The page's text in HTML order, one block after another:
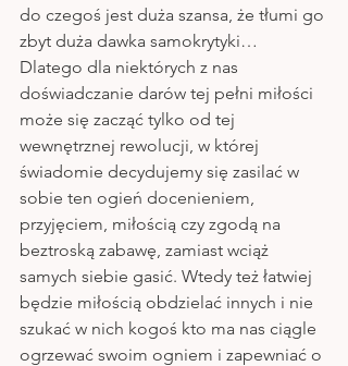
do czegoś jest duża szansa, że tłumi go
zbyt duża dawka samokrytyki…
Dlatego dla niektórych z nas
doświadczanie darów tej pełni miłości
może się zacząć tylko od tej
wewnętrznej rewolucji, w której
świadomie decydujemy się zasilać w
sobie ten ogień docenieniem,
przyjęciem, miłością czy zgodą na
beztroską zabawę, zamiast wciąż
samych siebie gasić. Wtedy też łatwiej
będzie miłością obdzielać innych i nie
szukać w nich kogoś kto ma nas ciągle
ogrzewać swoim ogniem i zapewniać o